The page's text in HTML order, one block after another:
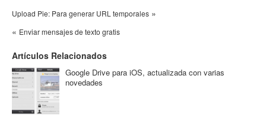
Upload Pie: Para generar URL temporales »
« Enviar mensajes de texto gratis
Artículos Relacionados
Google Drive para iOS, actualizada con varias
novedades